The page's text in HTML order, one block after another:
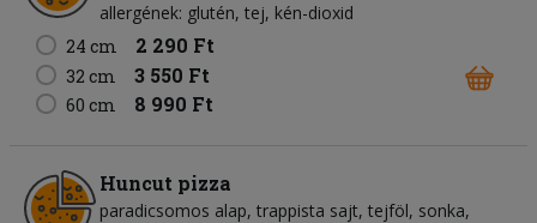
allergének: glutén, tej, kén-dioxid
24 cm
2 290 Ft
32 cm 3 550 Ft
60 cm 8 990 Ft
Huncut pizza
paradicsomos alap trappista sajt tejföl sonka